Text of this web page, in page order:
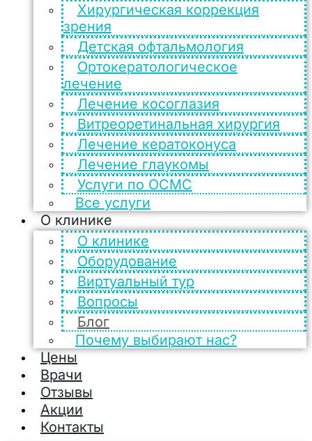
Хирургическая коррекция
зрения
Детская офтальмология
Ортокератологическое
лечение
Лечение косоглазия
Витреоретинальная хирургия
Лечение кератоконуса
Лечение глаукомы
Услуги по ОСМС
Все услуги
О клинике
О клинике
Оборудование
Виртуальный тур
Вопросы
Блог
Почему выбирают нас?
Цены
Врачи
Отзывы
Акции
Контакты